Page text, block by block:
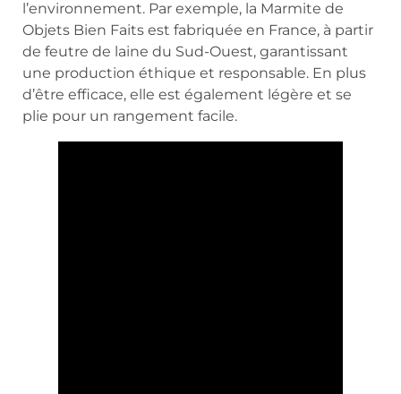
l’environnement. Par exemple, la Marmite de
Objets Bien Faits est fabriquée en France, à partir
de feutre de laine du Sud-Ouest, garantissant
une production éthique et responsable. En plus
d’être efficace, elle est également légère et se
plie pour un rangement facile.